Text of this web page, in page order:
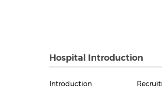
Hospital Introduction
Introduction